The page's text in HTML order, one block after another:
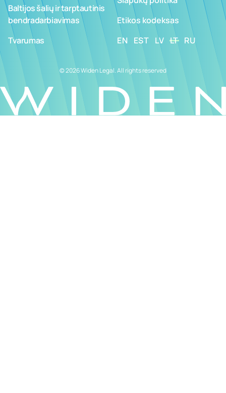
Baltijos šalių ir tarptautinis
bendradarbiavimas
Tvarumas
Etikos kodeksas
EN EST LV LT RU
© 2026 Widen Legal. All rights reserved